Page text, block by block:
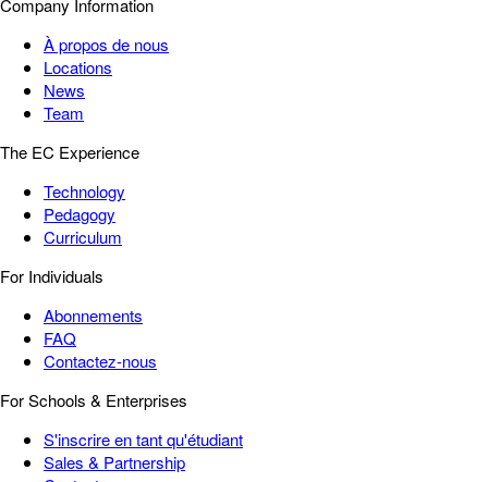
Company Information
À propos de nous
Locations
News
Team
The EC Experience
Technology
Pedagogy
Curriculum
For Individuals
Abonnements
FAQ
Contactez-nous
For Schools & Enterprises
S'inscrire en tant qu'étudiant
Sales & Partnership